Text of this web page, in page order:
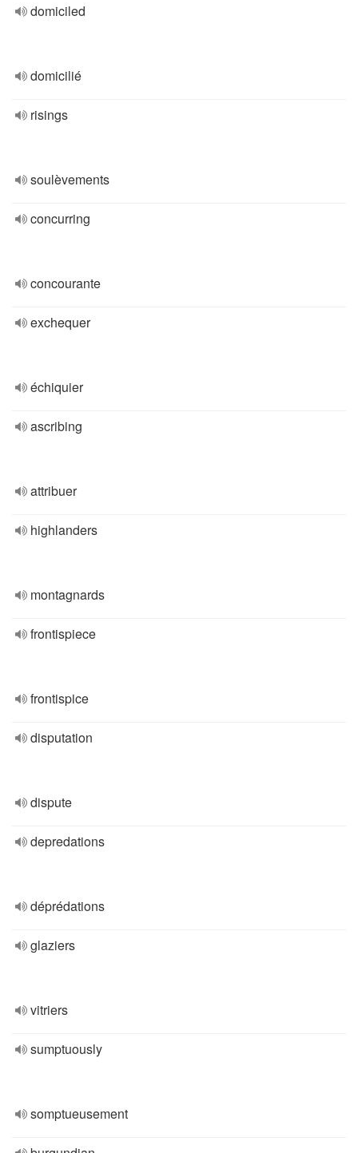
domiciled
domicilié
risings
soulèvements
concurring
concourante
exchequer
échiquier
ascribing
attribuer
highlanders
montagnards
frontispiece
frontispice
disputation
dispute
depredations
déprédations
glaziers
vitriers
sumptuously
somptueusement